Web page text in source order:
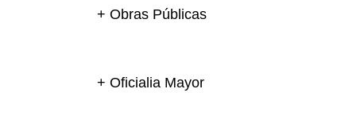
+ Obras Públicas
+ Oficialia Mayor